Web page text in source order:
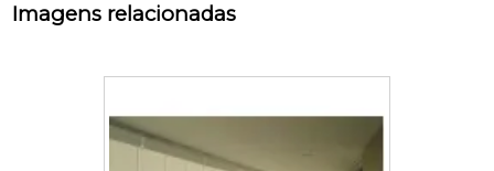
Imagens relacionadas